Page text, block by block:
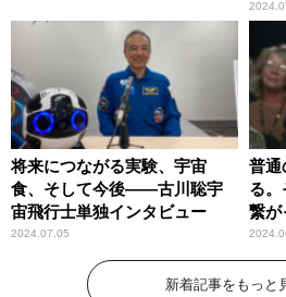
将来につながる実験、宇宙
食、そして今後――古川聡宇
宙飛行士単独インタビュー
2024.07.05
普通
る。
繋
奇跡
新着記事をもっと